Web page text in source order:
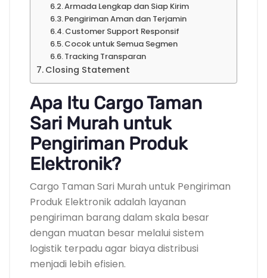
Armada Lengkap dan Siap Kirim
Pengiriman Aman dan Terjamin
Customer Support Responsif
Cocok untuk Semua Segmen
Tracking Transparan
Closing Statement
Apa Itu Cargo Taman
Sari Murah untuk
Pengiriman Produk
Elektronik?
Cargo Taman Sari Murah untuk Pengiriman
Produk Elektronik adalah layanan
pengiriman barang dalam skala besar
dengan muatan besar melalui sistem
logistik terpadu agar biaya distribusi
menjadi lebih efisien.